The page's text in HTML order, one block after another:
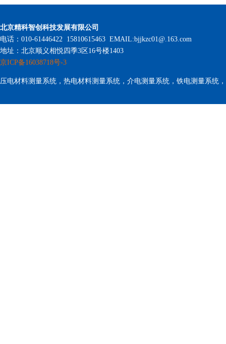
北京精科智创科技发展有限公司
电话：010-61446422 15810615463 EMAIL:bjjkzc01@.163.com
地址：北京顺义相悦四季3区16号楼1403
京ICP备16038718号-3
压电材料测量系统，热电材料测量系统，介电测量系统，铁电测量系统